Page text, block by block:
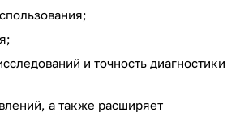
и точность диагностики
а также расширяет